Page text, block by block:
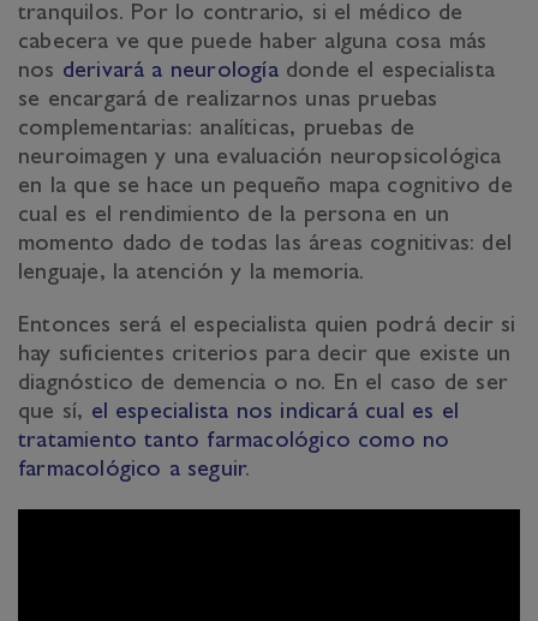
tranquilos. Por lo contrario, si el médico de
cabecera ve que puede haber alguna cosa más
nos derivará a neurologíadonde el especialista
se encargará de realizarnos unas pruebas
complementarias: analíticas, pruebas de
neuroimagen y una evaluación neuropsicológica
en la que se hace un pequeño mapa cognitivo de
cual es el rendimiento de la persona en un
momento dado de todas las áreas cognitivas: del
lenguaje, la atención y la memoria.
Entonces será el especialista quien podrá decir si
hay suficientes criterios para decir que existe un
diagnóstico de demencia o no. En el caso de ser
que sí, el especialista nos indicará cual es el
tratamiento tanto farmacológico como no
farmacológico a seguir.